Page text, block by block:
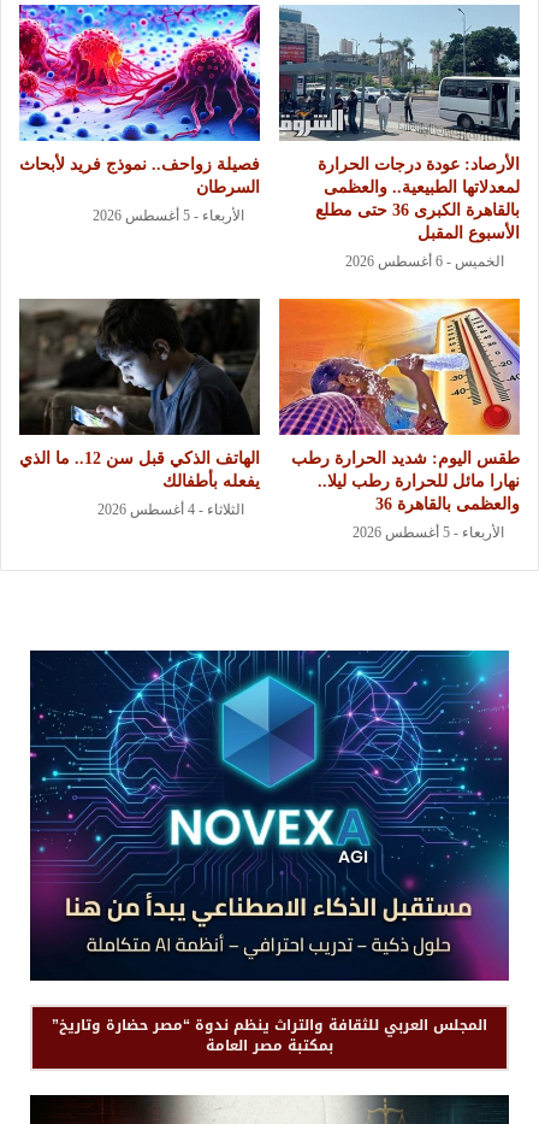
الأرصاد: عودة درجات الحرارة
لمعدلاتها الطبيعية.. والعظمى
بالقاهرة الكبرى 36 حتى مطلع
الأسبوع المقبل
الخميس - 6 أغسطس 2026
فصيلة زواحف.. نموذج فريد لأبحاث
السرطان
الأربعاء - 5 أغسطس 2026
طقس اليوم: شديد الحرارة رطب
نهارا مائل للحرارة رطب ليلا..
والعظمى بالقاهرة 36
الأربعاء - 5 أغسطس 2026
الهاتف الذكي قبل سن 12.. ما الذي
يفعله بأطفالك
الثلاثاء - 4 أغسطس 2026
المجلس العربي للثقافة والتراث ينظم ندوة “مصر حضارة وتاريخ”
بمكتبة مصر العامة